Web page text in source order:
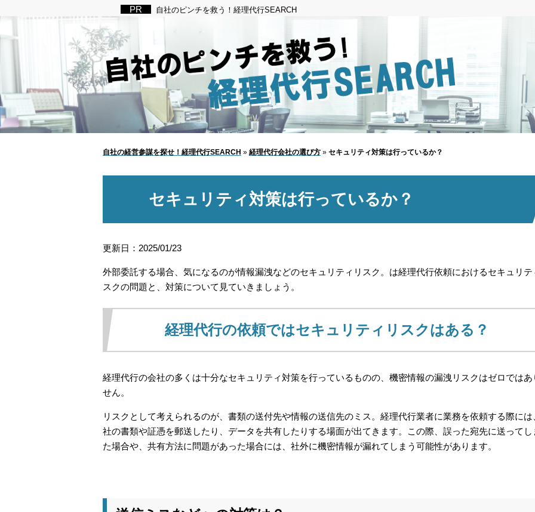
自社のピンチを救う！経理代行SEARCH
自社の経営参謀を探せ！経理代行SEARCH » 経理代行会社の選び方 » セキュリティ対策は行っているか？
セキュリティ対策は行っているか？
更新日：2025/01/23
外部委託する場合、気になるのが情報漏洩などのセキュリティリスク。は経理代行依頼におけるセキュリテ
スクの問題と、対策について見ていきましょう。
経理代行の依頼ではセキュリティリスクはある？
経理代行の会社の多くは十分なセキュリティ対策を行っているものの、機密情報の漏洩リスクはゼロではあ
せん。
リスクとして考えられるのが、書類の送付先や情報の送信先のミス。経理代行業者に業務を依頼する際には
社の書類や証憑を郵送したり、データを共有したりする場面が出てきます。この際、誤った宛先に送ってし
た場合や、共有方法に問題があった場合には、社外に機密情報が漏れてしまう可能性があります。